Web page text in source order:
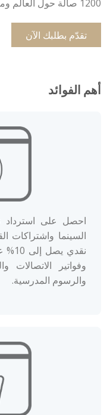
1200 صالة حول العالم ومكافآت أميال الدوحة
تقدّم بطلبك الآن
أهم الفوائد
السينما واشتراكات
وفواتير الاتصالات
والرسوم المدرسية.